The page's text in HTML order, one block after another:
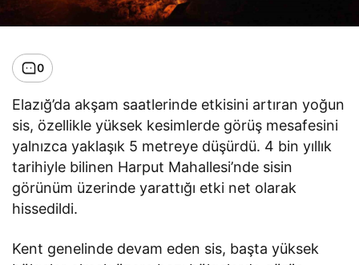
0
Elazığ’da akşam saatlerinde etkisini artıran yoğun
sis, özellikle yüksek kesimlerde görüş mesafesini
yalnızca yaklaşık 5 metreye düşürdü. 4 bin yıllık
tarihiyle bilinen Harput Mahallesi’nde sisin
görünüm üzerinde yarattığı etki net olarak
hissedildi.
Kent genelinde devam eden sis, başta yüksek